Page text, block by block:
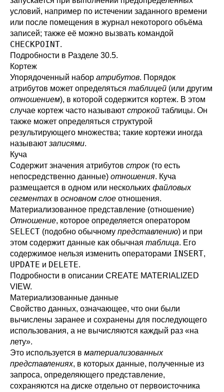
условий, например по истечении заданного времени
или после помещения в журнал некоторого объёма
записей; также её можно вызвать командой
CHECKPOINT.
Подробности в Разделе 30.5.
Кортеж
Упорядоченный набор атрибутов. Порядок
атрибутов может определяться таблицей (или другим
отношением), в которой содержится кортеж. В этом
случае кортеж часто называют строкой таблицы. Он
также может определяться структурой
результирующего множества; такие кортежи иногда
называют записями.
Куча
Содержит значения атрибутов строк (то есть
непосредственно данные) отношения. Куча
размещается в одном или нескольких файловых
сегментахв основном слое отношения.
Материализованное представление (отношение)
Отношение, которое определяется оператором
SELECT (подобно обычному представлению) и при
этом содержит данные как обычная таблица. Его
содержимое нельзя изменить операторами INSERT,
UPDATE и DELETE.
Подробности в описании CREATE MATERIALIZED
VIEW.
Материализованные данные
Свойство данных, означающее, что они были
вычислены заранее и сохранены для последующего
использования, а не вычисляются каждый раз «на
лету».
Это используется в материализованных
представлениях, в которых данные, полученные из
запроса, определяющего представление,
сохраняются на диске отдельно от первоисточника